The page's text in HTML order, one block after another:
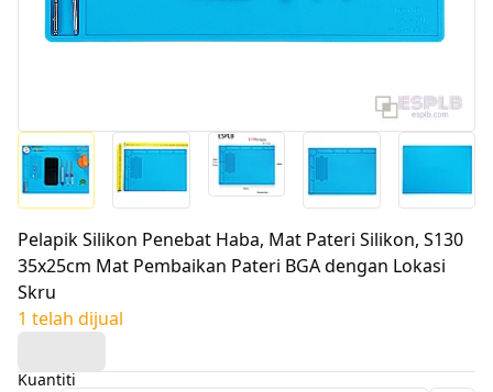
Pelapik Silikon Penebat Haba, Mat Pateri Silikon, S130
35x25cm Mat Pembaikan Pateri BGA dengan Lokasi
Skru
1 telah dijual
Kuantiti